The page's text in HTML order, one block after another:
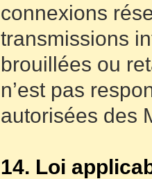
connexions
transmissions
brouillées ou
n’est pas
autorisées des
14. Loi